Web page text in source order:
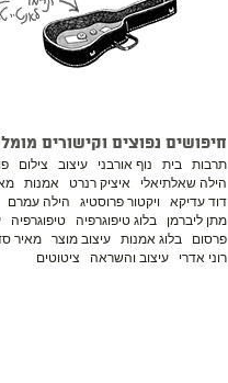
חיפושים נפוצים וקישורים
תרבות בית נוף אורבני עיצוב צילום
הילה שאלתיאלי
איציק רנרט אמנות
דוד עדיקא
ויקטור פרוסטיג הילה עמרם
מתן ליברמן
בלוג טיפוגרפיה טיפוגרפיה
פרסום
בלוג אמנות עיצוב מוצר מאיר
רוני אדרי
עיצוב והשראה ציטוטים